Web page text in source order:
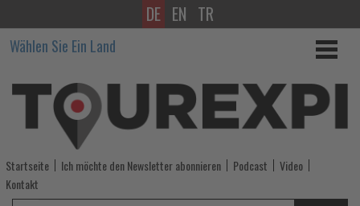
Wissen,
was
im
Tourismus
los
ist!
DE EN TR
Wählen Sie Ein Land
Startseite Ich möchte den Newsletter abonnieren Podcast
Video
Kontakt